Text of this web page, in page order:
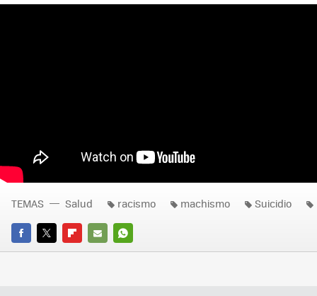
FACEBOOK
TWITTERFLIPBOARD
E-
WHATSAPP
TEMAS Salud racismo machismo Suicidio